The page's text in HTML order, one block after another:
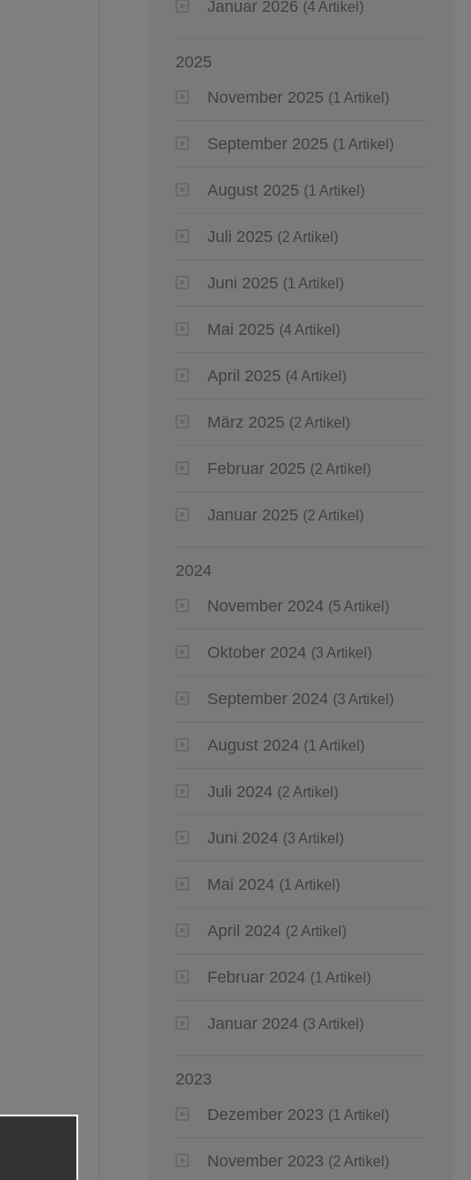
Januar 2026 (4 Artikel)
2025
November 2025 (1 Artikel)
September 2025 (1 Artikel)
August 2025 (1 Artikel)
Juli 2025 (2 Artikel)
Juni 2025 (1 Artikel)
Mai 2025 (4 Artikel)
April 2025 (4 Artikel)
März 2025 (2 Artikel)
Februar 2025 (2 Artikel)
Januar 2025 (2 Artikel)
2024
November 2024 (5 Artikel)
Oktober 2024 (3 Artikel)
September 2024 (3 Artikel)
August 2024 (1 Artikel)
Juli 2024 (2 Artikel)
Juni 2024 (3 Artikel)
Mai 2024 (1 Artikel)
April 2024 (2 Artikel)
Februar 2024 (1 Artikel)
Januar 2024 (3 Artikel)
2023
Dezember 2023 (1 Artikel)
November 2023 (2 Artikel)